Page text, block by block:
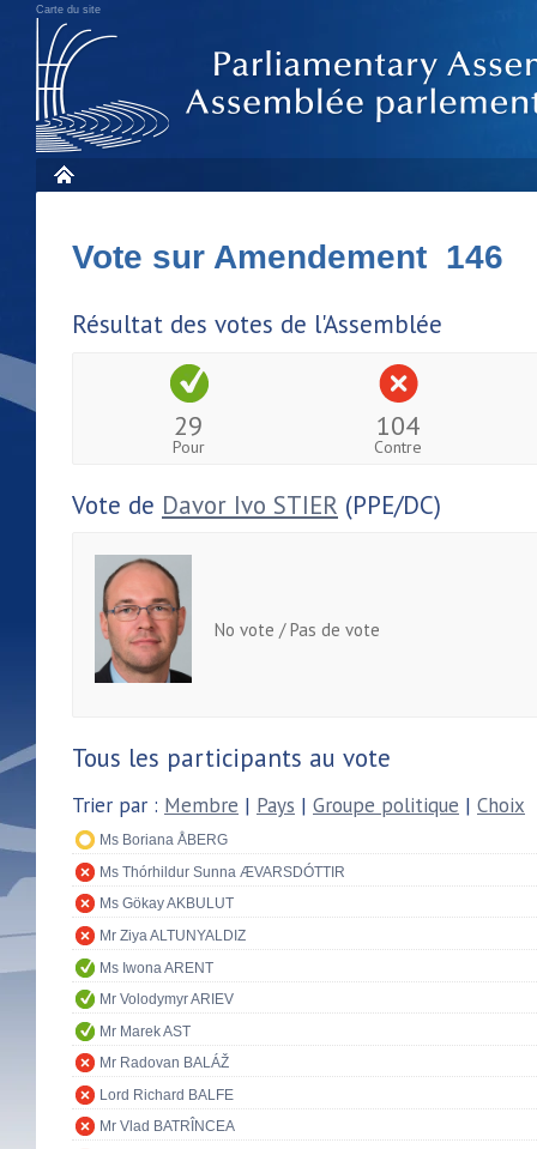
Carte du site
Vote sur Amendement 146
Résultat des votes de l'Assemblée
29
Pour
104
Contre
Vote de Davor Ivo STIER (PPE/DC)
No vote / Pas de vote
Tous les participants au vote
Trier par : Membre | Pays | Groupe politique | Choix
Ms Boriana ÅBERG
Ms Thórhildur Sunna ÆVARSDÓTTIR
Ms Gökay AKBULUT
Mr Ziya ALTUNYALDIZ
Ms Iwona ARENT
Mr Volodymyr ARIEV
Mr Marek AST
Mr Radovan BALÁŽ
Lord Richard BALFE
Mr Vlad BATRÎNCEA